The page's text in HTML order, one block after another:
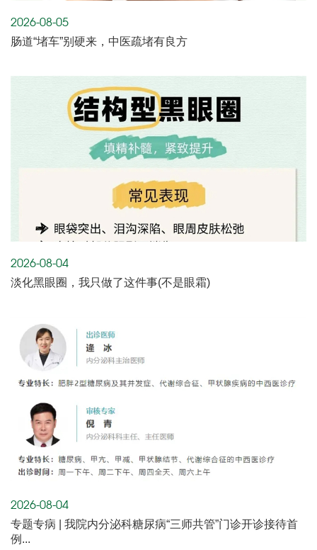
2026-08-05
肠道“堵车”别硬来，中医疏堵有良方
2026-08-04
淡化黑眼圈，我只做了这件事(不是眼霜)
2026-08-04
专题专病 | 我院内分泌科糖尿病“三师共管”门诊开诊接待首
例...